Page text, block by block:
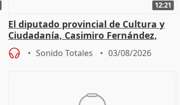
12:21
El diputado provincial de Cultura y
Ciudadanía, Casimiro Fernández,
sobre el balance de entradas
Sonido Totales 03/08/2026